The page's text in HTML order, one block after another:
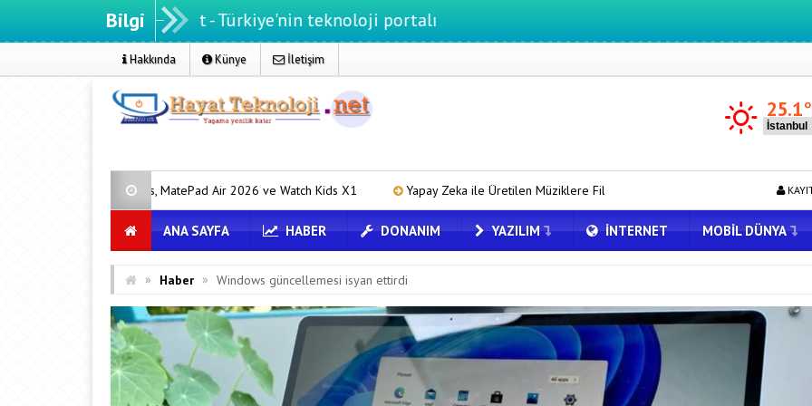
Bilgi
- Türkiye'nin teknoloji portalı
Hakkında Künye İletişim
25.1
MatePad Air 2026 ve Watch Kids X1 Yapay Zeka ile Üretilen Müziklere Filigran Geliyor E-KİP’e Türkiye’nin Dijital Dönüşüm
ANA SAYFA HABER DONANIM YAZILIM İNTERNET MOBIL DÜNYA
» Haber » Windows güncellemesi isyan ettirdi